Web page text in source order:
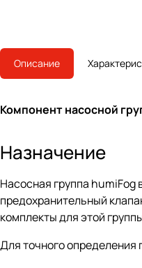
Описание
Компонент насосной
Назначение
Насосная группа humiFog
предохранительный
комплекты для этой
Для точного определения